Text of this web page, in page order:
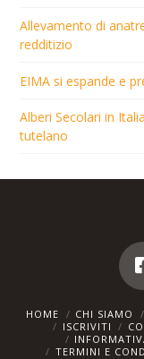
Allevamento di
redditizio
EIMA si espande e
Alberi Secolari in
tutelano
HOME CHI SIAMO
ISCRIVITI
TERMINI E